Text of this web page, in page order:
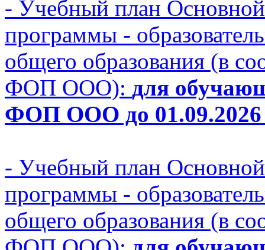
- Учебный план
программы -
общего образования (в
ФОП ООО): для
ФОП ООО до 01.09.2026
- Учебный план
программы -
общего образования (в